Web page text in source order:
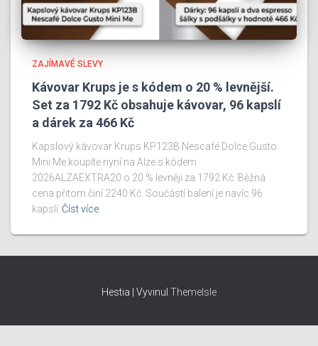
ZAJÍMAVÉ SLEVY
Kávovar Krups je s kódem o 20 % levnější.
Set za 1792 Kč obsahuje kávovar, 96 kapslí
a dárek za 466 Kč
Kapslový kávovar Krups KP123B Nescafé Dolce Gusto
Mini Me koupíte nyní na Alze s kódem
2026ALZAEXTRA20 o 20 % levněji za 1792 Kč. Běžná
cena přitom činí 2240 Kč. Součástí balení je navíc 96
kapslí Číst více
Hestia | Vyvinul ThemeIsle